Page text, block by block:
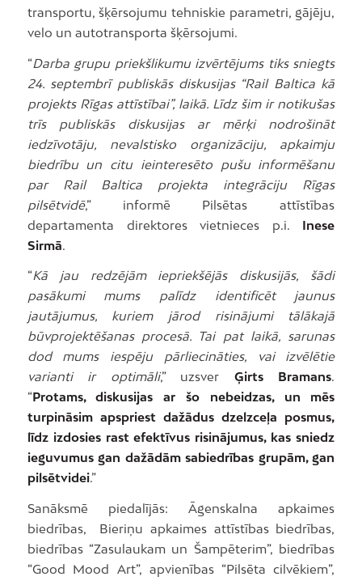
transportu, šķērsojumu tehniskie parametri, gājēju,
velo un autotransporta šķērsojumi.
“Darba grupu priekšlikumu izvērtējums tiks sniegts
24. septembrī publiskās diskusijas “Rail Baltica kā
projekts Rīgas attīstībai”, laikā. Līdz šim ir notikušas
trīs publiskās diskusijas ar mērķi nodrošināt
iedzīvotāju, nevalstisko organizāciju, apkaimju
biedrību un citu ieinteresēto pušu informēšanu
par Rail Baltica projekta integrāciju Rīgas
pilsētvidē,” informē Pilsētas attīstības
departamenta direktores vietnieces p.i. Inese
Sirmā
“Kā jau redzējām iepriekšējās diskusijās, šādi
pasākumi mums palīdz identificēt jaunus
jautājumus, kuriem jārod risinājumi tālākajā
būvprojektēšanas procesā. Tai pat laikā, sarunas
dod mums iespēju pārliecināties, vai izvēlētie
varianti ir optimāli,” uzsver Ģirts Bramans.
“Protams, diskusijas ar šo nebeidzas, un mēs
turpināsim apspriest dažādus dzelzceļa posmus,
līdz izdosies rast efektīvus risinājumus, kas sniedz
ieguvumus gan dažādām sabiedrības grupām, gan
pilsētvidei.”
Sanāksmē piedalījās: Āgenskalna apkaimes
biedrības, Bieriņu apkaimes attīstības biedrības,
biedrības “Zasulaukam un Šampēterim”, biedrības
“Good Mood Art”, apvienības “Pilsēta cilvēkiem”,